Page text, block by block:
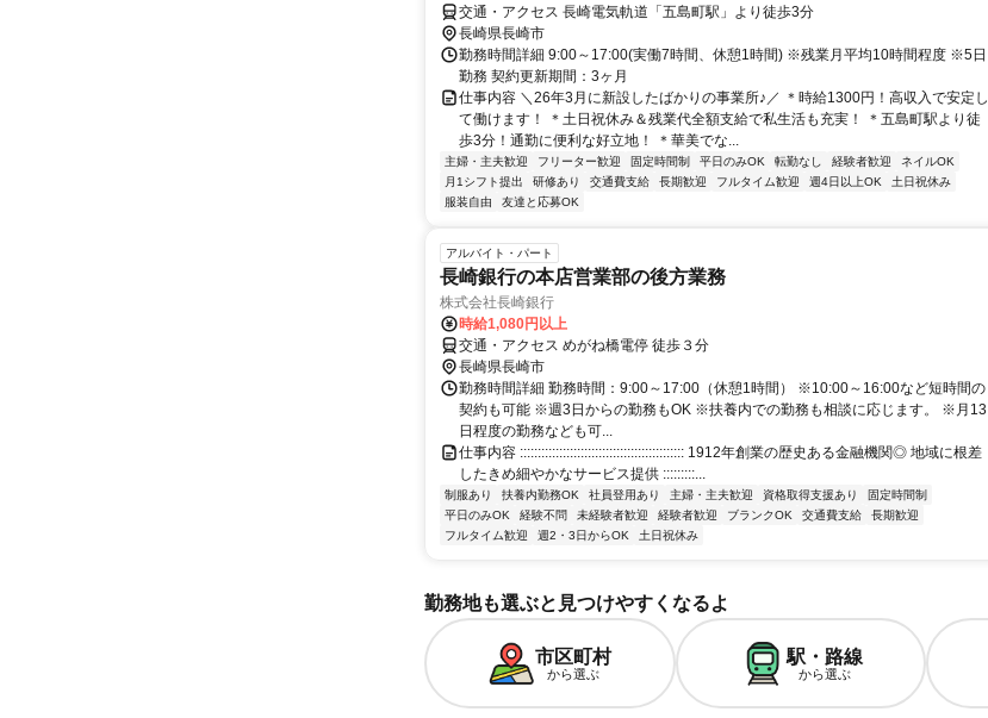
交通・アクセス 長崎電気軌道「五島町駅」より徒歩3分
長崎県長崎市
勤務時間詳細 9:00～17:00(実働7時間、休憩1時間) ※残業月平均10時間程度 ※5日
勤務 契約更新期間：3ヶ月
仕事内容 ＼26年3月に新設したばかりの事業所♪／ ＊時給1300円！高収入で安定し
て働けます！ ＊土日祝休み＆残業代全額支給で私生活も充実！ ＊五島町駅より徒
歩3分！通勤に便利な好立地！ ＊華美でな...
主婦・主夫歓迎 フリーター歓迎 固定時間制 平日のみOK 転勤なし 経験者歓迎
ネイルOK
月1シフト提出
研修あり 交通費支給 長期歓迎 フルタイム歓迎 週4日以上OK
土日祝休み
服装自由
友達と応募OK
アルバイト・パート
長崎銀行の本店営業部の後方業務
株式会社長崎銀行
時給1,080円以上
交通・アクセス めがね橋電停 徒歩３分
長崎県長崎市
勤務時間詳細 勤務時間：9:00～17:00（休憩1時間） ※10:00～16:00など短時間の
契約も可能 ※週3日からの勤務もOK ※扶養内での勤務も相談に応じます。 ※月13
日程度の勤務なども可...
仕事内容 :::::::::::::::::::::::::::::::::::::::::::::: 1912年創業の歴史ある金融機関◎ 地域に根差
したきめ細やかなサービス提供 :::::::::...
制服あり 扶養内勤務OK 社員登用あり 主婦・主夫歓迎 資格取得支援あり
固定時間制
平日のみOK
経験不問 未経験者歓迎 経験者歓迎 ブランクOK 交通費支給
長期歓迎
フルタイム歓迎
週2・3日からOK 土日祝休み
勤務地も選ぶと見つけやすくなるよ
市区町村
から選ぶ
駅・路線
から選ぶ